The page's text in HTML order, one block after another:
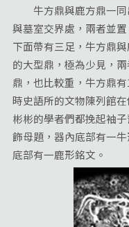
牛方鼎與鹿方鼎一同
與墓室交界處，兩者並
下面帶有三足，牛方鼎
的大型鼎，極為少見，
鼎，也比較重，牛方鼎
時史語所的文物陳列館
彬彬的學者們都挽起袖
飾母題，器內底部有一
底部有一鹿形銘文。